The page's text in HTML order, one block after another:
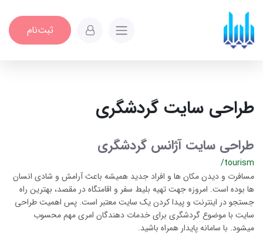
ثبت‌نام
طراحی سایت گردشگری
طراحی سایت آژانس گردشگری
/tourism
مسافرت و دیدن مکان ها و افراد جدید همیشه باعث آرامش و شادی انسان
ها بوده است. امروزه جهت تهیه بلیط سفر و اقامتگاه در مقصد، بهترین راه
جستجو در اینترنت و پیدا کردن یک سایت معتبر است. پس اهمیت طراحی
سایت با موضوع گردشگری برای خدمات دهندگان امری مهم محسوب
میشود. با سامانه پایدار همراه باشید.